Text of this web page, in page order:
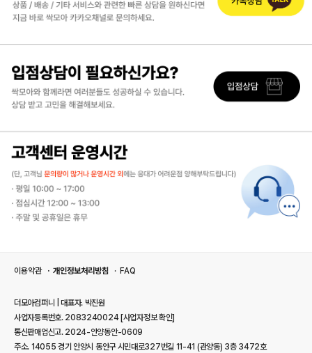
이용약관 개인정보처리방침 FAQ
더모아컴퍼니 | 대표자. 박진원
사업자등록번호. 2083240024 [사업자정보 확인]
통신판매업신고. 2024-안양동안-0609
주소. 14055 경기 안양시 동안구 시민대로327번길 11-41 (관양동) 3층 3472호